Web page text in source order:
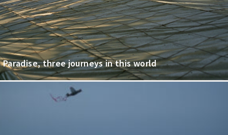
Paradise, three journeys in this world